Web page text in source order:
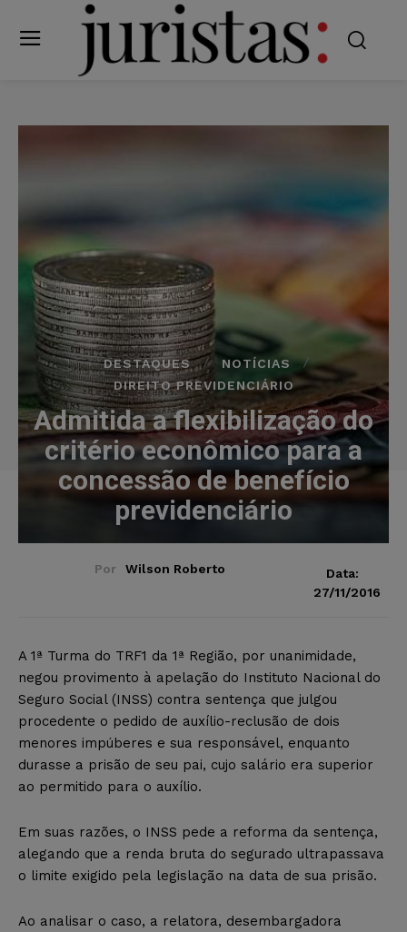
DESTAQUES
NOTÍCIAS
DIREITO PREVIDENCIÁRIO
Admitida a flexibilização do
critério econômico para a
concessão de benefício
previdenciário
Por Wilson Roberto
Data:
27/11/2016
A 1ª Turma do TRF1 da 1ª Região, por unanimidade,
negou provimento à apelação do Instituto Nacional do
Seguro Social (INSS) contra sentença que julgou
procedente o pedido de auxílio-reclusão de dois
menores impúberes e sua responsável, enquanto
durasse a prisão de seu pai, cujo salário era superior
ao permitido para o auxílio.
Em suas razões, o INSS pede a reforma da sentença,
alegando que a renda bruta do segurado ultrapassava
o limite exigido pela legislação na data de sua prisão.
Ao analisar o caso, a relatora, desembargadora